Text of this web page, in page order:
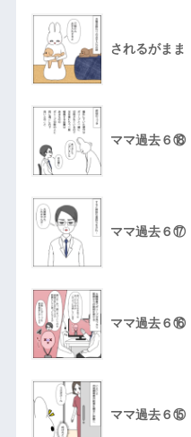
されるがまま
ママ過去６⑱
ママ過去６⑰
ママ過去６⑯
ママ過去６⑮